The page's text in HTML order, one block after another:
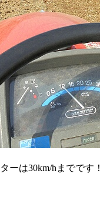
ーは30km/hまでです！